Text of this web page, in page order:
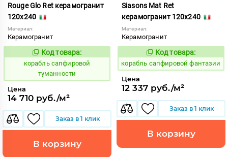
Rouge Glo Ret керамогранит
120x240
Материал:
Керамогранит
775859
Код товара:
корабль сапфировой
туманности
Цена
14 710 руб./м²
Заказ в 1 клик
В корзину
Siasons Mat Ret
керамогранит 120x240
Материал:
Керамогранит
775862
Код товара:
корабль сапфировой фантазии
Цена
12 337 руб./м²
Заказ в 1 клик
В корзину